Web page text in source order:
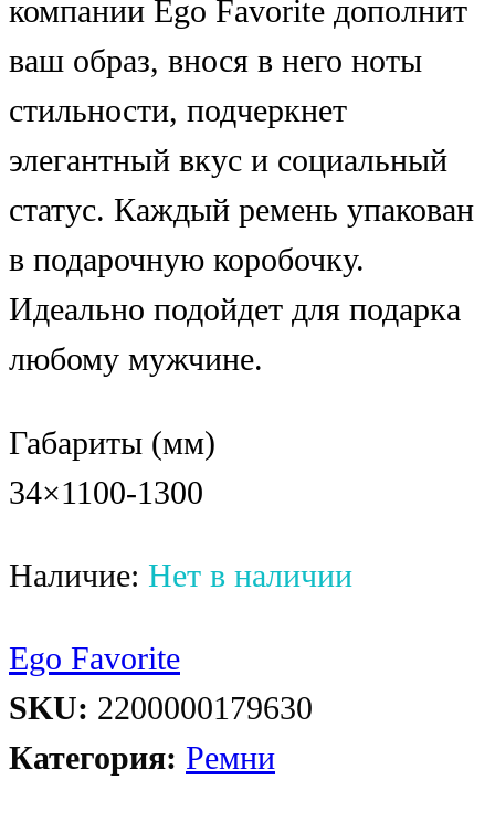
компании Ego Favorite дополнит
ваш образ, внося в него ноты
стильности, подчеркнет
элегантный вкус и социальный
статус. Каждый ремень упакован
в подарочную коробочку.
Идеально подойдет для подарка
любому мужчине.
Габариты (мм)
34×1100-1300
Наличие: Нет в наличии
Ego Favorite
SKU: 2200000179630
Категория: Ремни